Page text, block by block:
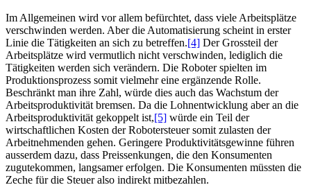
Im Allgemeinen wird vor allem befürchtet, dass viele Arbeitsplätze
verschwinden werden. Aber die Automatisierung scheint in erster
Linie die Tätigkeiten an sich zu betreffen.[4] Der Grossteil der
Arbeitsplätze wird vermutlich nicht verschwinden, lediglich die
Tätigkeiten werden sich verändern. Die Roboter spielten im
Produktionsprozess somit vielmehr eine ergänzende Rolle.
Beschränkt man ihre Zahl, würde dies auch das Wachstum der
Arbeitsproduktivität bremsen. Da die Lohnentwicklung aber an die
Arbeitsproduktivität gekoppelt ist,[5] würde ein Teil der
wirtschaftlichen Kosten der Robotersteuer somit zulasten der
Arbeitnehmenden gehen. Geringere Produktivitätsgewinne führen
ausserdem dazu, dass Preissenkungen, die den Konsumenten
zugutekommen, langsamer erfolgen. Die Konsumenten müssten die
Zeche für die Steuer also indirekt mitbezahlen.